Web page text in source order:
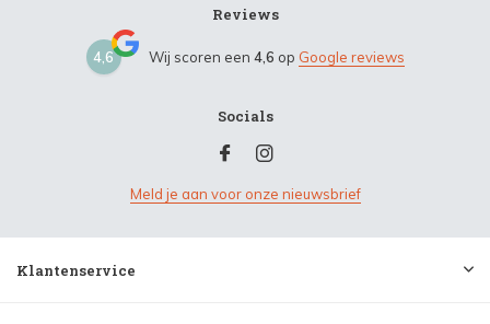
Reviews
4,6 Wij scoren een 4,6 op Google reviews
Socials
Meld je aan voor onze nieuwsbrief
Klantenservice